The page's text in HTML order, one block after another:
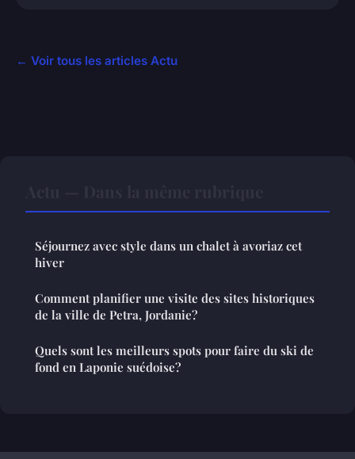
← Voir tous les articles Actu
Séjournez avec style dans un chalet à avoriaz cet
hiver
Comment planifier une visite des sites historiques
de la ville de Petra, Jordanie?
Quels sont les meilleurs spots pour faire du ski de
fond en Laponie suédoise?